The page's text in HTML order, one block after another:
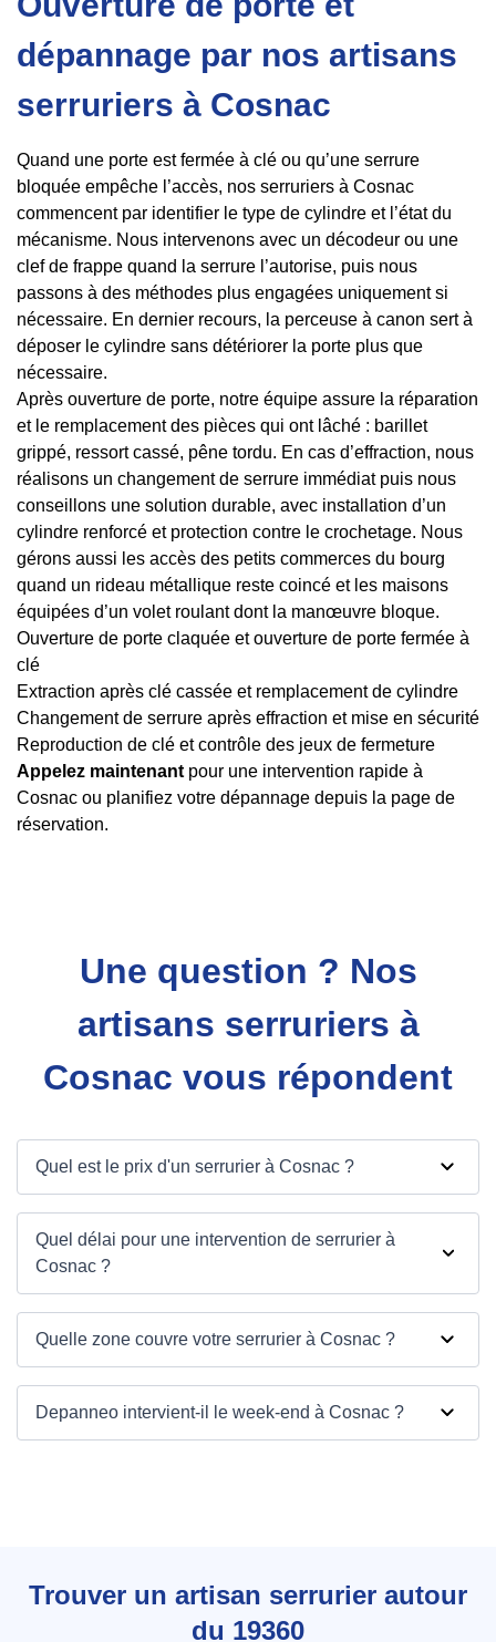
dépannage par nos artisans
serruriers à Cosnac
Quand une porte est fermée à clé ou qu’une serrure
bloquée empêche l’accès, nos serruriers à Cosnac
commencent par identifier le type de cylindre et l’état du
mécanisme. Nous intervenons avec un décodeur ou une
clef de frappe quand la serrure l’autorise, puis nous
passons à des méthodes plus engagées uniquement si
nécessaire. En dernier recours, la perceuse à canon sert à
déposer le cylindre sans détériorer la porte plus que
nécessaire.
Après ouverture de porte, notre équipe assure la réparation
et le remplacement des pièces qui ont lâché : barillet
grippé, ressort cassé, pêne tordu. En cas d’effraction, nous
réalisons un changement de serrure immédiat puis nous
conseillons une solution durable, avec installation d’un
cylindre renforcé et protection contre le crochetage. Nous
gérons aussi les accès des petits commerces du bourg
quand un rideau métallique reste coincé et les maisons
équipées d’un volet roulant dont la manœuvre bloque.
Ouverture de porte claquée et ouverture de porte fermée à
clé
Extraction après clé cassée et remplacement de cylindre
Changement de serrure après effraction et mise en sécurité
Reproduction de clé et contrôle des jeux de fermeture
Appelez maintenant pour une intervention rapide à
Cosnac ou planifiez votre dépannage depuis la page de
réservation.
Une question ? Nos
artisans serruriers à
Cosnac vous répondent
Quel est le prix d'un serrurier à Cosnac ?
Quel délai pour une intervention de serrurier à
Cosnac ?
Quelle zone couvre votre serrurier à Cosnac ?
Depanneo intervient-il le week-end à Cosnac ?
Trouver un artisan serrurier autour
du 19360